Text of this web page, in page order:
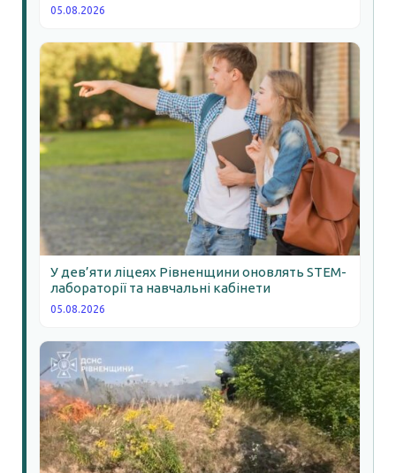
05.08.2026
У дев’яти ліцеях Рівненщини оновлять STEM-
лабораторії та навчальні кабінети
05.08.2026